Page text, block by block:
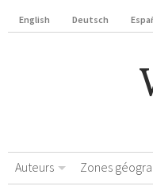
English Deutsch
Auteurs Zones